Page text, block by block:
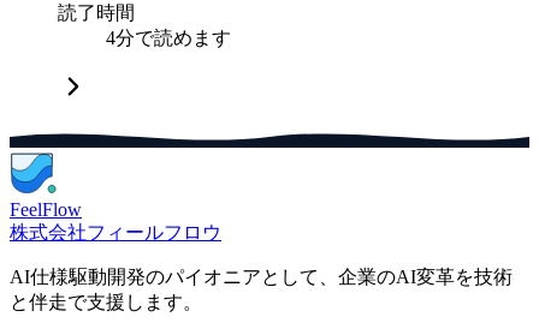
読了時間
4分で読めます
FeelFlow
株式会社フィールフロウ
AI仕様駆動開発のパイオニアとして、企業のAI変革を技術
と伴走で支援します。